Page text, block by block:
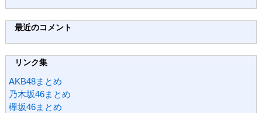
最近のコメント
リンク集
AKB48まとめ
乃木坂46まとめ
欅坂46まとめ